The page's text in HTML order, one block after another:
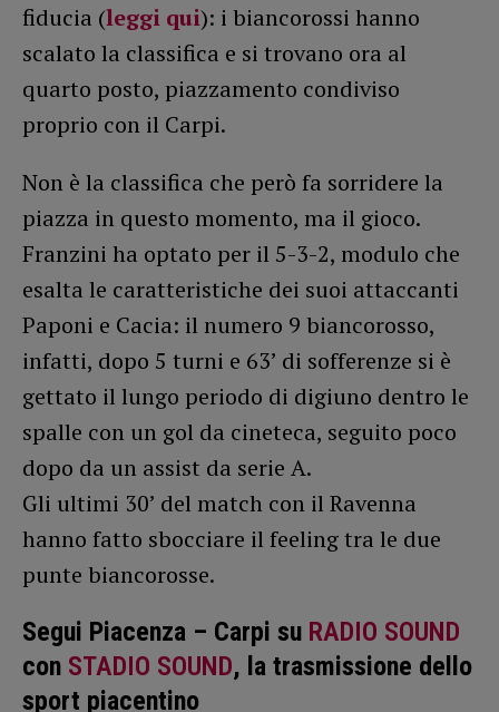
fiducia (leggi qui): i biancorossi hanno
scalato la classifica e si trovano ora al
quarto posto, piazzamento condiviso
proprio con il Carpi.
Non è la classifica che però fa sorridere la
piazza in questo momento, ma il gioco.
Franzini ha optato per il 5-3-2, modulo che
esalta le caratteristiche dei suoi attaccanti
Paponi e Cacia: il numero 9 biancorosso,
infatti, dopo 5 turni e 63’ di sofferenze si è
gettato il lungo periodo di digiuno dentro le
spalle con un gol da cineteca, seguito poco
dopo da un assist da serie A.
Gli ultimi 30’ del match con il Ravenna
hanno fatto sbocciare il feeling tra le due
punte biancorosse.
Segui Piacenza – Carpi su RADIO SOUND
con STADIO SOUND, la trasmissione dello
sport piacentino